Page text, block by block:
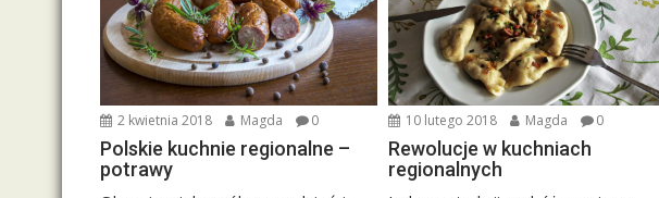
a
w
p
i
s
u
2 kwietnia 2018 Magda 0
Polskie kuchnie regionalne –
potrawy
10 lutego 2018 Magda 0
Rewolucje w kuchniach
regionalnych